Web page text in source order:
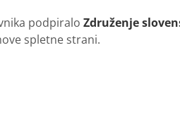
podpiralo Združenje
spletne strani.